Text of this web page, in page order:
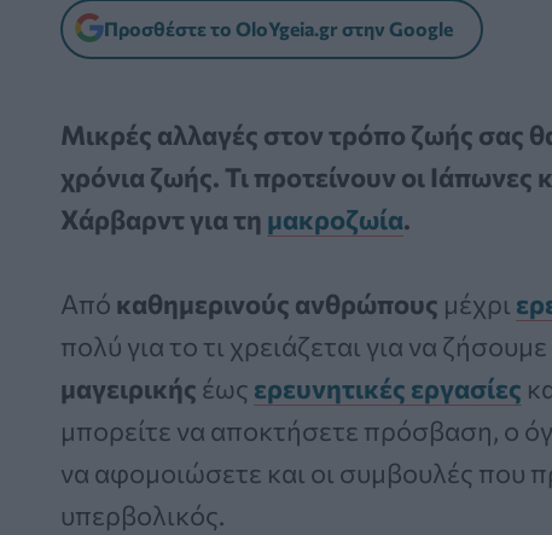
Προσθέστε το OloYgeia.gr στην Google
Μικρές αλλαγές στον τρόπο ζωής σας
χρόνια ζωής. Τι προτείνουν οι Ιάπωνες
Χάρβαρντ για τη μακροζωία.
Από καθημερινούς ανθρώπους μέχρι
πολύ για το τι χρειάζεται για να
μαγειρικής έως ερευνητικές εργασίες
μπορείτε να αποκτήσετε πρόσβαση, ο
να αφομοιώσετε και οι συμβουλές που
υπερβολικός.